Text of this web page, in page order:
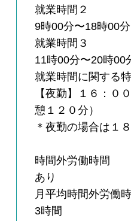
就業時間２
9時00分〜18時00分
就業時間３
11時00分〜20時00
就業時間に関する
【夜勤】１６：０
憩１２０分）
＊夜勤の場合は１
時間外労働時間
あり
月平均時間外労働
3時間